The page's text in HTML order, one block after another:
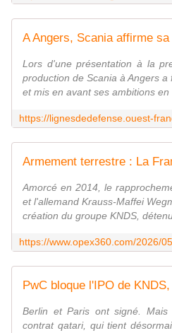
Lors d'une présentation à la
production de Scania à Angers
et mis en avant ses ambitions en
Amorcé en 2014, le
et l'allemand Krauss-Maffei
création du groupe KNDS,
Berlin et Paris ont signé.
contrat qatari, qui tient